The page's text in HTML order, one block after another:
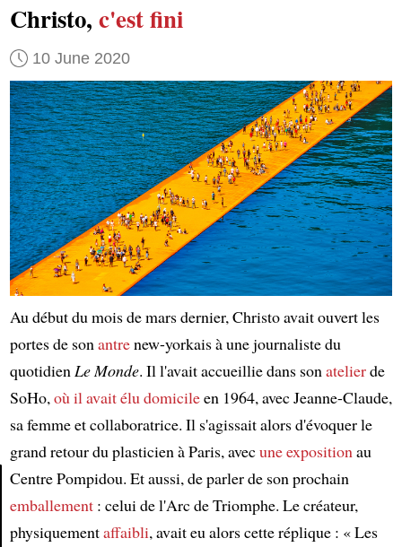
Christo, c'est fini
10 June 2020
Au début du mois de mars dernier, Christo avait ouvert les
portes de sonantrenew-yorkais à une journaliste du
quotidienLe Monde. Il l'avait accueillie dans sonatelierde
SoHo,où il avait élu domicileen 1964, avec Jeanne-Claude,
sa femme et collaboratrice. Il s'agissait alors d'évoquer le
grand retour du plasticien à Paris, avecune expositionau
Centre Pompidou. Et aussi, de parler de son prochain
emballement: celui de l'Arc de Triomphe. Le créateur,
physiquementaffaibli, avait eu alors cette réplique : « Les